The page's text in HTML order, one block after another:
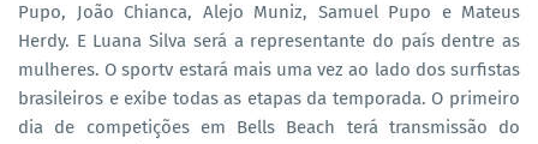
Pupo, João Chianca, Alejo Muniz, Samuel Pupo e Mateus
Herdy. E Luana Silva será a representante do país dentre as
mulheres. O sportv estará mais uma vez ao lado dos surfistas
brasileiros e exibe todas as etapas da temporada. O primeiro
dia de competições em Bells Beach terá transmissão do